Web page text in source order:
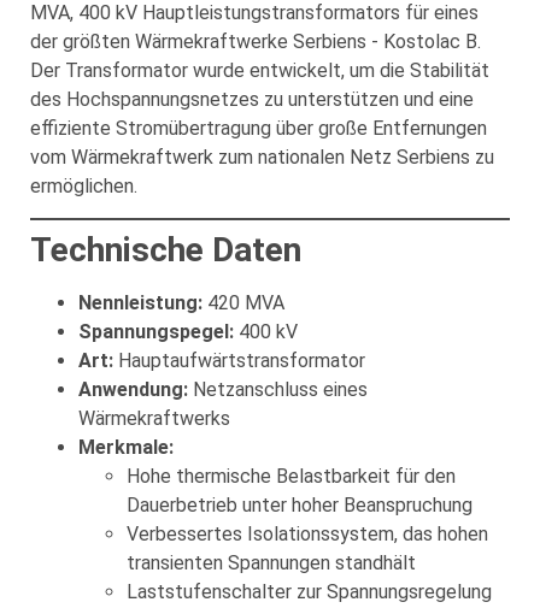
MVA, 400 kV Hauptleistungstransformators für eines
der größten Wärmekraftwerke Serbiens - Kostolac B.
Der Transformator wurde entwickelt, um die Stabilität
des Hochspannungsnetzes zu unterstützen und eine
effiziente Stromübertragung über große Entfernungen
vom Wärmekraftwerk zum nationalen Netz Serbiens zu
ermöglichen.
Technische Daten
Nennleistung: 420 MVA
Spannungspegel: 400 kV
Art: Hauptaufwärtstransformator
Anwendung: Netzanschluss eines
Wärmekraftwerks
Merkmale:
Hohe thermische Belastbarkeit für den
Dauerbetrieb unter hoher Beanspruchung
Verbessertes Isolationssystem, das hohen
transienten Spannungen standhält
Laststufenschalter zur Spannungsregelung